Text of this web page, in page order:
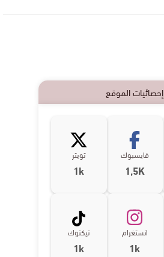
إحصائيات الموقع
فايسبوك
1,5K
تويتر
1k
انستغرام
1k
تيكتوك
1k